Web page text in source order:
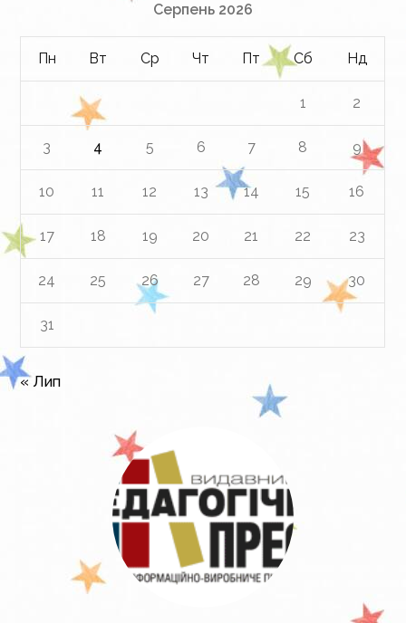
Серпень 2026
Пн Вт Ср Чт Пт Сб Нд
1 2
3 4 5 6 7 8 9
10 11 12 13 14 15 16
17 18 19 20 21 22 23
24 25 26 27 28 29 30
31
« Лип